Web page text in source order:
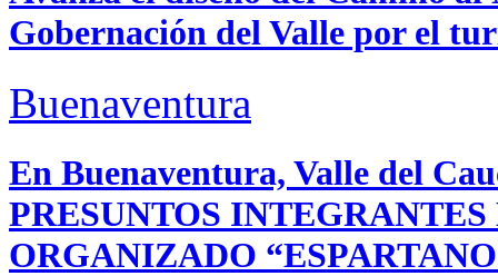
Gobernación del Valle por el
Buenaventura
En Buenaventura, Valle del
PRESUNTOS
ORGANIZADO